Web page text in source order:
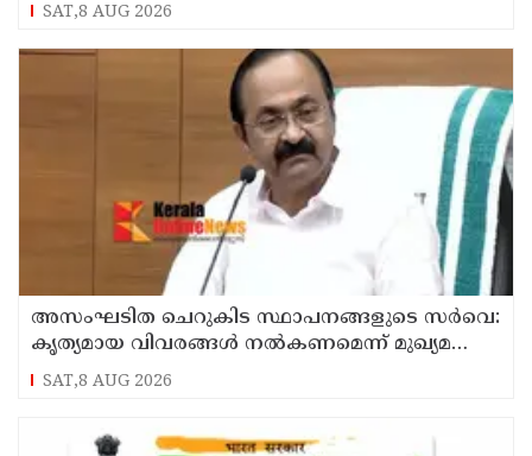
SAT,8 AUG 2026
അസംഘടിത ചെറുകിട സ്ഥാപനങ്ങളുടെ സർവെ:
കൃത്യമായ വിവരങ്ങൾ നൽകണമെന്ന് മുഖ്യമന്ത്രി
വി ഡി സതീശൻ
SAT,8 AUG 2026